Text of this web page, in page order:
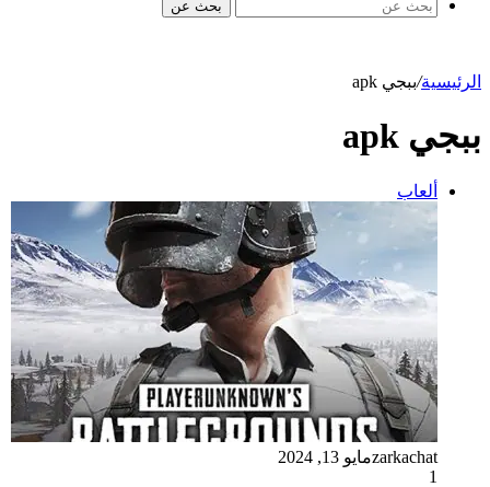
بحث عن
الرئيسية/ببجي apk
ببجي apk
ألعاب
zarkachatمايو 13, 2024
1